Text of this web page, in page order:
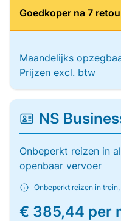
Goedkoper na 7
Maandelijks
Prijzen excl. btw
NS
Onbeperkt reizen in
openbaar vervoer
Onbeperkt reizen in
€ 385,44 per